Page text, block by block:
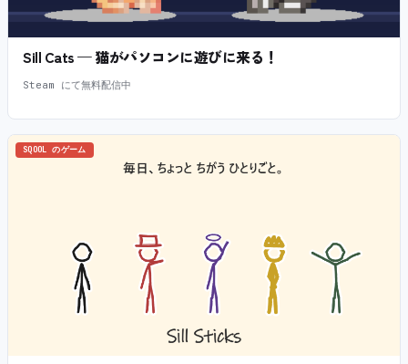
Sill Cats — 猫がパソコンに遊びに来る！
Steam にて無料配信中
SQOOL のゲーム